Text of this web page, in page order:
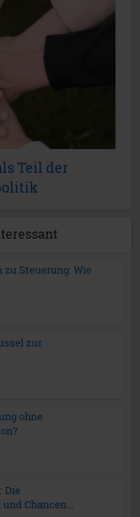
Teil der
Steuerung: Wie
zur
ohne
Die
Chancen...